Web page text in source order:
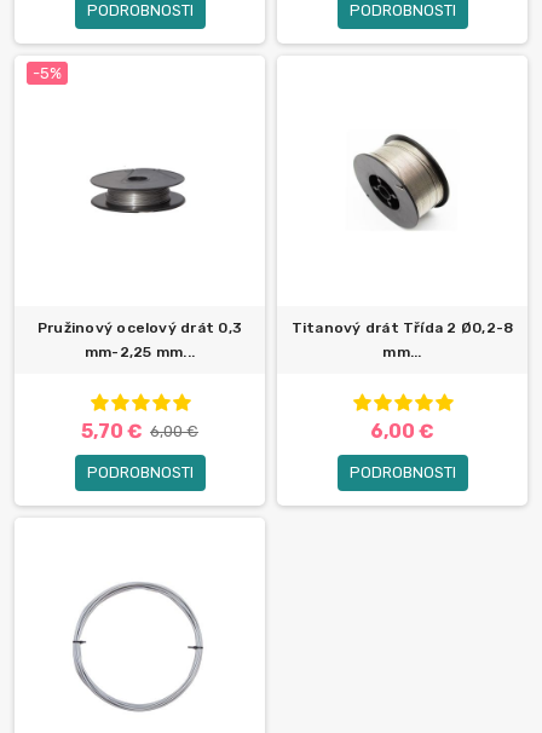
PODROBNOSTI PODROBNOSTI
-5%
Pružinový ocelový drát 0,3
mm-2,25 mm...
5,70 € 6,00 €
PODROBNOSTI
Titanový drát Třída 2 Ø0,2-8
mm...
6,00 €
PODROBNOSTI